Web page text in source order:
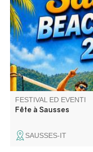
lampions, atelier
Volley, barbecue
le dimanche.
FESTIVAL ED EVENTI
Fête à Sausses
SAUSSES-IT